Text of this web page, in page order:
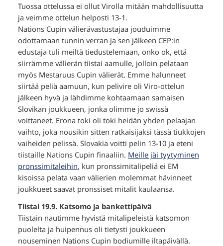
Tuossa ottelussa ei ollut Virolla mitään mahdollisuutta
ja veimme ottelun helposti 13-1.
Nations Cupin välierävastustajaa jouduimme
odottamaan tunnin verran ja sen jälkeen CEP:in
edustaja tuli meiltä tiedustelemaan, onko ok, että
siirrämme välierän tiistai aamulle, jolloin pelataan
myös Mestaruus Cupin välierät. Emme halunneet
siirtää peliä aamuun, kun pelivire oli Viro-ottelun
jälkeen hyvä ja lähdimme kohtaamaan samaisen
Slovikan joukkueen, jonka olimme jo swissä
voittaneet. Erona toki oli toki heidän yhden pelaajan
vaihto, joka nousikin sitten ratkaisijaksi tässä tiukkojen
vaiheiden pelissä. Slovakia voitti pelin 13-10 ja eteni
tiistaille Nations Cupin finaaliin. Meille jäi tyytyminen
pronssimitaleihin, kun pronssimitalipeliä ei EM
kisoissa pelata vaan välierien molemmat hävinneet
joukkueet saavat pronssiset mitalit kaulaansa.
Tiistai 19.9. Katsomo ja bankettipäivä
Tiistain nautimme hyvistä mitalipeleistä katsomon
puolelta ja huipennus oli tietysti joukkueen
nouseminen Nations Cupin bodiumille iltapäivällä.